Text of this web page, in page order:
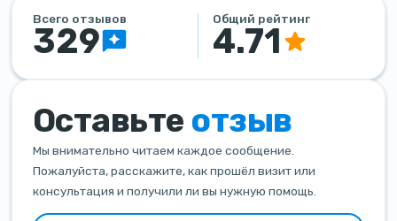
Всего отзывов
329
Общий рейтинг
4.71
Оставьте отзыв
Мы внимательно читаем каждое сообщение.
Пожалуйста, расскажите, как прошёл визит или
консультация и получили ли вы нужную помощь.